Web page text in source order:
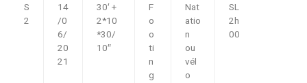
S
2
14
/0
6/
20
21
30′ +
2*10
*30/
10″
F
o
o
ti
n
g
Nat
atio
n
ou
vél
o
SL
2h
00